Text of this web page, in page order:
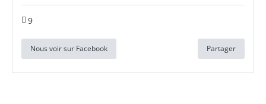
9
Nous voir sur Facebook Partager